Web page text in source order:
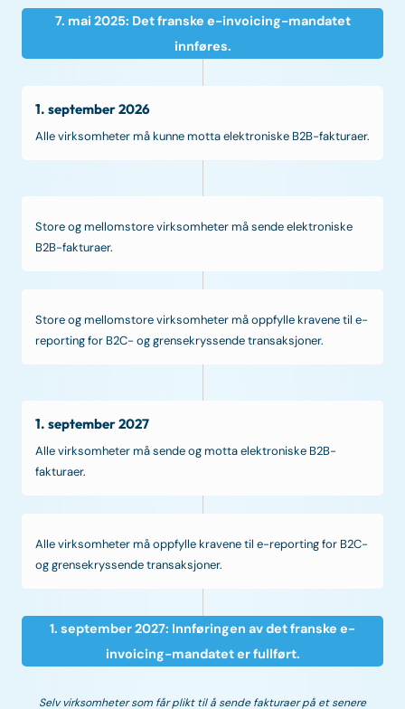
7. mai 2025: Det franske e-invoicing-mandatet
innføres.
1. september 2026
Alle virksomheter må kunne motta elektroniske B2B-fakturaer.
Store og mellomstore virksomheter må sende elektroniske
B2B-fakturaer.
Store og mellomstore virksomheter må oppfylle kravene til e-
reporting for B2C- og grensekryssende transaksjoner.
1. september 2027
Alle virksomheter må sende og motta elektroniske B2B-
fakturaer.
Alle virksomheter må oppfylle kravene til e-reporting for B2C-
og grensekryssende transaksjoner.
1. september 2027: Innføringen av det franske e-
invoicing-mandatet er fullført.
Selv virksomheter som får plikt til å sende fakturaer på et senere